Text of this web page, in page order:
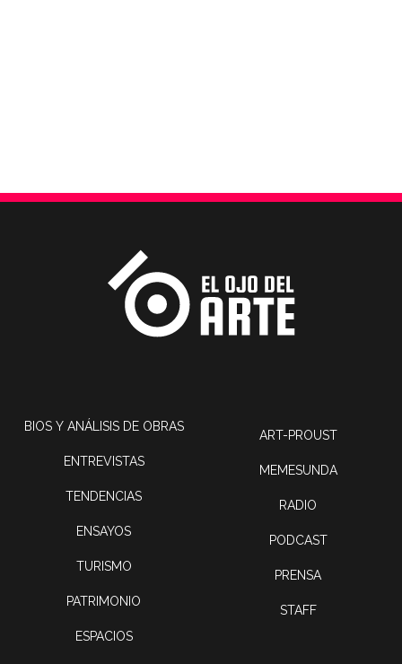
BIOS Y ANÁLISIS DE OBRAS
ENTREVISTAS
TENDENCIAS
ENSAYOS
TURISMO
PATRIMONIO
ESPACIOS
ART-PROUST
MEMESUNDA
RADIO
PODCAST
PRENSA
STAFF